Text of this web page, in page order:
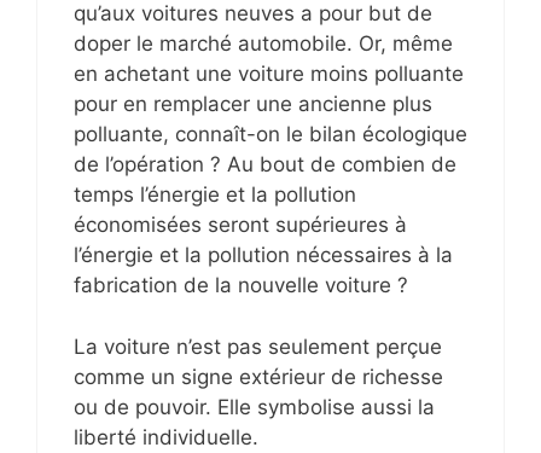
qu’aux voitures neuves a pour but de
doper le marché automobile. Or, même
en achetant une voiture moins polluante
pour en remplacer une ancienne plus
polluante, connaît-on le bilan écologique
de l’opération ? Au bout de combien de
temps l’énergie et la pollution
économisées seront supérieures à
l’énergie et la pollution nécessaires à la
fabrication de la nouvelle voiture ?
La voiture n’est pas seulement perçue
comme un signe extérieur de richesse
ou de pouvoir. Elle symbolise aussi la
liberté individuelle.